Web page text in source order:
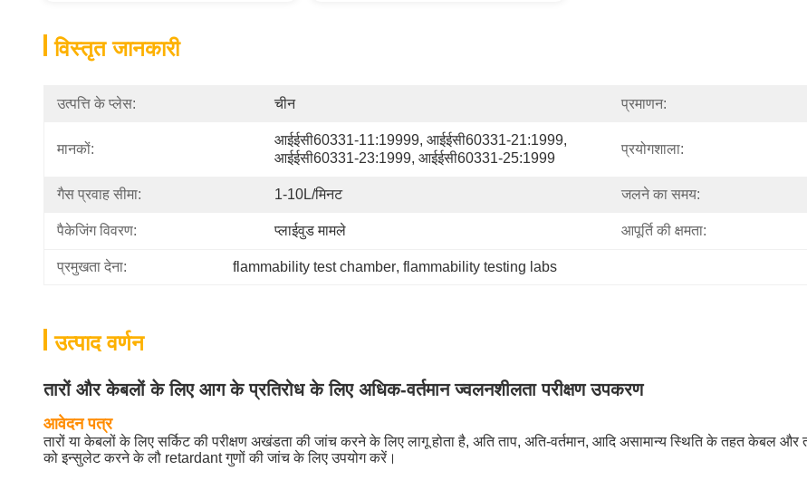
विस्तृत जानकारी
उत्पत्ति के प्लेस: चीन प्रमाणन:
मानकों:
आईईसी60331-11:19999, आईईसी60331-21:1999,
आईईसी60331-23:1999, आईईसी60331-25:1999
प्रयोगशाला:
गैस प्रवाह सीमा: 1-10L/मिनट जलने का समय:
पैकेजिंग विवरण: प्लाईवुड मामले आपूर्ति की क्षमता:
प्रमुखता देना: flammability test chamber, flammability testing labs
उत्पाद वर्णन
तारों और केबलों के लिए आग के प्रतिरोध के लिए अधिक-वर्तमान ज्वलनशीलता परीक्षण उपकरण
आवेदन पत्र
तारों या केबलों के लिए सर्किट की परीक्षण अखंडता की जांच करने के लिए लागू होता है, अति ताप, अति-वर्तमान, आदि असामान्य स्थिति के तहत केबल
को इन्सुलेट करने के लौ retardant गुणों की जांच के लिए उपयोग करें।